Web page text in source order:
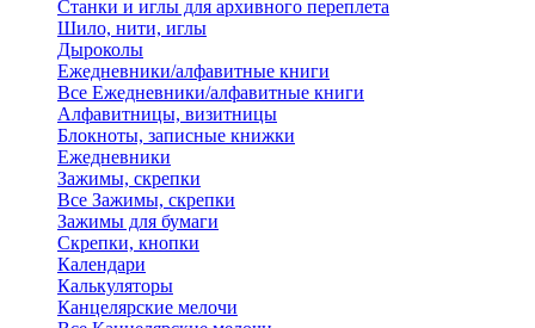
Станки и иглы для архивного переплета
Шило, нити, иглы
Дыроколы
Ежедневники/алфавитные книги
Все Ежедневники/алфавитные книги
Алфавитницы, визитницы
Блокноты, записные книжки
Ежедневники
Зажимы, скрепки
Все Зажимы, скрепки
Зажимы для бумаги
Скрепки, кнопки
Календари
Калькуляторы
Канцелярские мелочи